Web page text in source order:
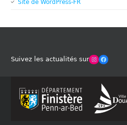
Site de WordPress-FR
Suivez les actualités surWinches Club OfficielFacebook